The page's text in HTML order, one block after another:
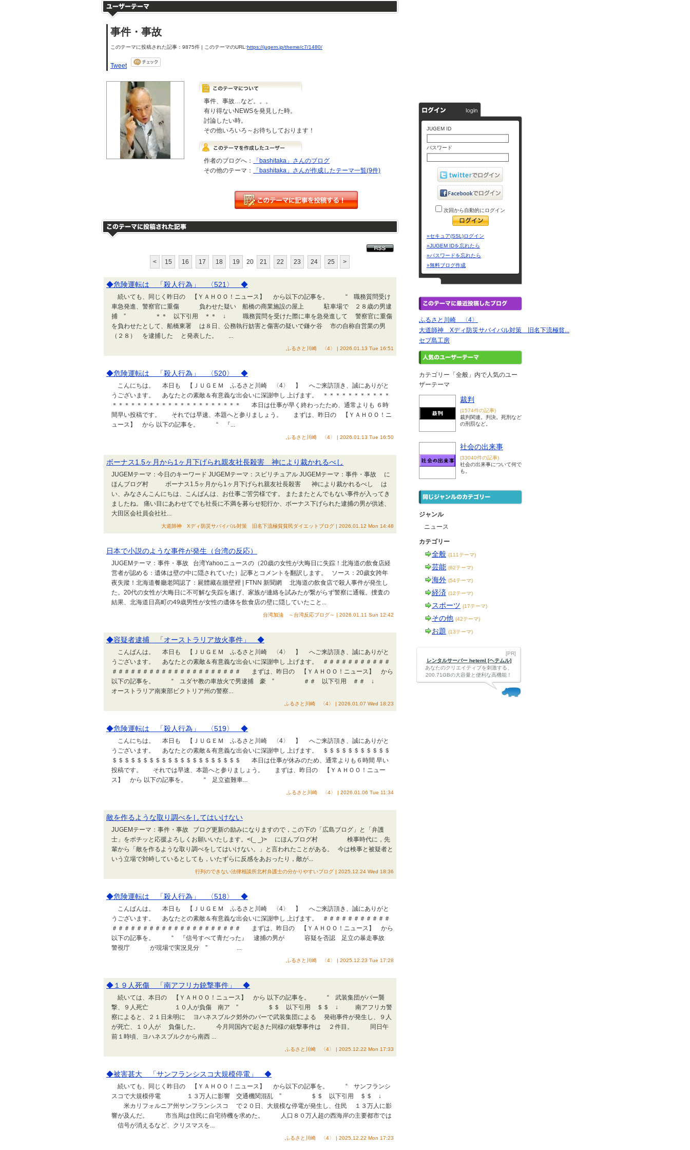
事件・事故
このテーマに投稿された記事：9875件 | このテーマのURL:https://jugem.jp/theme/c7/1480/
Tweet
事件、事故…など。。。
有り得ないNEWSを発見した時。
討論したい時。
その他いろいろ～お待ちしております！
作者のブログへ：
「bashitaka」さんのブログ
その他のテーマ：
「bashitaka」さんが作成したテーマ一覧(9件)
< 15 16 17 18 19 20 21 22 23 24 25 >
◆危険運転は 「殺人行為」 〈521〉 ◆
続いても、同じく昨日の 【ＹＡＨＯＯ！ニュース】 から以下の記事を。 “ 職務質問受け
車急発進、警察官に重傷 負わせた疑い 船橋の商業施設の屋上 駐車場で ２８歳の男逮
捕 ” ＊＊ 以下引用 ＊＊ ↓ 職務質問を受けた際に車を急発進して 警察官に重傷
を負わせたとして、船橋東署 は８日、公務執行妨害と傷害の疑いで鎌ケ谷 市の自称自営業の男
（２８） を逮捕した と発表した。 ...
ふるさと川崎 〈4〉 | 2026.01.13 Tue 16:51
◆危険運転は 「殺人行為」 〈520〉 ◆
こんにちは。 本日も 【ＪＵＧＥＭ ふるさと川崎 〈4〉 】 へご来訪頂き、誠にありがと
うございます。 あなたとの素敵＆有意義な出会いに深謝申し 上げます。 ＊＊＊＊＊＊＊＊＊＊＊
＊＊＊＊＊＊＊＊＊＊＊＊＊＊＊＊＊＊＊＊＊ 本日は仕事が早く終わったため、通常よりも ６時
間早い投稿です。 それでは早速、本題へと参りましょう。 まずは、昨日の 【ＹＡＨＯＯ！ニ
ュース】 から 以下の記事を。 “ 『...
ふるさと川崎 〈4〉 | 2026.01.13 Tue 16:50
ボーナス1.5ヶ月から1ヶ月下げられ親友社長殺害 神により裁かれるべし
JUGEMテーマ：今日のキーワード JUGEMテーマ：スピリチュアル JUGEMテーマ：事件・事故 に
ほんブログ村 ボーナス1.5ヶ月から1ヶ月下げられ親友社長殺害 神により裁かれるべし は
い、みなさんこんにちは、こんばんは、お仕事ご苦労様です。 またまたとんでもない事件が入ってき
ましたね。 痛い目にあわせてでも社長に不満を募らせ犯行か、ボーナス下げられた逮捕の男が供述、
大田区会社員会社社...
大道師神 Xディ防災サバイバル対策 旧名下流極貧貧民ダイエットブログ | 2026.01.12 Mon 14:48
日本で小説のような事件が発生（台湾の反応）
JUGEMテーマ：事件・事故 台湾Yahooニュースの（20歳の女性が大晦日に失踪！北海道の飲食店経
営者が認める：遺体は壁の中に隠されていた）記事とコメントを翻訳します。 ソース：20歲女跨年
夜失蹤！北海道餐廳老闆認了：屍體藏在牆壁裡 | FTNN 新聞網 北海道の飲食店で殺人事件が発生し
た。20代の女性が大晦日に不可解な失踪を遂げ、家族が連絡を試みたが繋がらず警察に通報。捜査の
結果、北海道日高町の49歳男性が女性の遺体を飲食店の壁に隠していたこと...
台湾加油 ～台湾反応ブログ～ | 2026.01.11 Sun 12:42
◆容疑者逮捕 「オーストラリア放火事件」 ◆
こんばんは。 本日も 【ＪＵＧＥＭ ふるさと川崎 〈4〉 】 へご来訪頂き、誠にありがと
うございます。 あなたとの素敵＆有意義な出会いに深謝申し 上げます。 ＃＃＃＃＃＃＃＃＃＃＃
＃＃＃＃＃＃＃＃＃＃＃＃＃＃＃＃＃＃＃＃＃ まずは、昨日の 【ＹＡＨＯＯ！ニュース】 から
以下の記事を。 “ ユダヤ教の車放火で男逮捕 豪 ” ＃＃ 以下引用 ＃＃ ↓
オーストラリア南東部ビクトリア州の警察...
ふるさと川崎 〈4〉 | 2026.01.07 Wed 18:23
◆危険運転は 「殺人行為」 〈519〉 ◆
こんにちは。 本日も 【ＪＵＧＥＭ ふるさと川崎 〈4〉 】 へご来訪頂き、誠にありがと
うございます。 あなたとの素敵＆有意義な出会いに深謝申し 上げます。 ＄＄＄＄＄＄＄＄＄＄＄
＄＄＄＄＄＄＄＄＄＄＄＄＄＄＄＄＄＄＄＄＄ 本日は仕事が休みのため、通常よりも６時間 早い
投稿です。 それでは早速、本題へと参りましょう。 まずは、昨日の 【ＹＡＨＯＯ！ニュー
ス】 から 以下の記事を。 “ 足立盗難車...
ふるさと川崎 〈4〉 | 2026.01.06 Tue 11:34
敵を作るような取り調べをしてはいけない
JUGEMテーマ：事件・事故 ブログ更新の励みになりますので，この下の「広島ブログ」と「弁護
士」をポチッと応援よろしくお願いいたします。<(_ _)> にほんブログ村 検事時代に，先
輩から「敵を作るような取り調べをしてはいけない。」と言われたことがある。 今は検事と被疑者と
いう立場で対峙しているとしても，いたずらに反感をあおったり，敵が...
行列のできない法律相談所北村弁護士の分かりやすいブログ | 2025.12.24 Wed 18:36
◆危険運転は 「殺人行為」 〈518〉 ◆
こんばんは。 本日も 【ＪＵＧＥＭ ふるさと川崎 〈4〉 】 へご来訪頂き、誠にありがと
うございます。 あなたとの素敵＆有意義な出会いに深謝申し 上げます。 ＃＃＃＃＃＃＃＃＃＃＃
＃＃＃＃＃＃＃＃＃＃＃＃＃＃＃＃＃＃＃＃＃ まずは、昨日の 【ＹＡＨＯＯ！ニュース】 から
以下の記事を。 “ 『信号すべて青だった』 逮捕の男が 容疑を否認 足立の暴走事故
警視庁 が現場で実況見分 ” ...
ふるさと川崎 〈4〉 | 2025.12.23 Tue 17:28
◆１９人死傷 「南アフリカ銃撃事件」 ◆
続いては、本日の 【ＹＡＨＯＯ！ニュース】 から 以下の記事を。 “ 武装集団がバー襲
撃、９人死亡 １０人が負傷 南ア ” ＄＄ 以下引用 ＄＄ ↓ 南アフリカ警
察によると、２１日未明に ヨハネスブルク郊外のバーで武装集団による 発砲事件が発生し、９人
が死亡、１０人が 負傷した。 今月同国内で起きた同様の銃撃事件は ２件目。 同日午
前１時頃、ヨハネスブルクから南西 ...
ふるさと川崎 〈4〉 | 2025.12.22 Mon 17:33
◆被害甚大 「サンフランシスコ大規模停電」 ◆
続いても、同じく昨日の 【ＹＡＨＯＯ！ニュース】 から以下の記事を。 “ サンフランシ
スコで大規模停電 １３万人に影響 交通機関混乱 ” ＄＄ 以下引用 ＄＄ ↓
米カリフォルニア州サンフランシスコ で２０日、大規模な停電が発生し、住民 １３万人に影
響が及んだ。 市当局は住民に自宅待機を求めた。 人口８０万人超の西海岸の主要都市では
信号が消えるなど、クリスマスを...
ふるさと川崎 〈4〉 | 2025.12.22 Mon 17:23
JUGEM ID
パスワード
次回から自動的にログイン
»セキュア(SSL)ログイン
»JUGEM IDを忘れたら
»パスワードを忘れたら
»無料ブログ作成
ふるさと川崎 〈4〉
大道師神 Xディ防災サバイバル対策 旧名下流極貧...
セブ島工房
カテゴリー「全般」内で人気のユー
ザーテーマ
裁判
(1574件の記事)
裁判関連。判決。死刑など
の刑罰など。
社会の出来事
(33040件の記事)
社会の出来事について何で
も。
ジャンル
ニュース
カテゴリー
全般 (111テーマ)
芸能 (62テーマ)
海外 (54テーマ)
経済 (12テーマ)
スポーツ (17テーマ)
その他 (42テーマ)
お題 (13テーマ)
[PR]
レンタルサーバー heteml [ヘテムル]
あなたのクリエイティブを刺激する、
200.71GBの大容量と便利な高機能！